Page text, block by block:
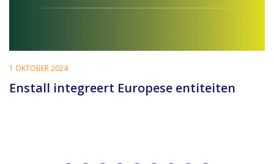
1 OKTOBER 2024
Enstall integreert Europese entiteiten